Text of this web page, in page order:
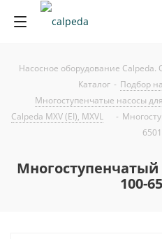
Насосное оборудование
Каталог - Подбор
Многоступенчатые насосы
Calpeda MXV (EI), MXVL
-
Многоступенчатый
100-